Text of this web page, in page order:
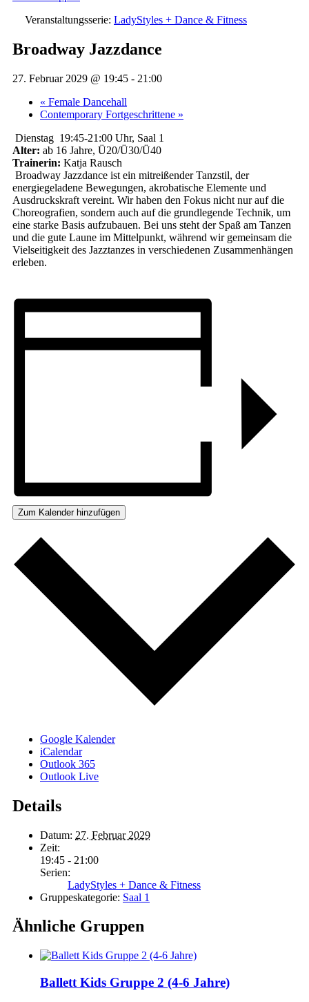
Veranstaltungsserie: LadyStyles + Dance & Fitness
Broadway Jazzdance
27. Februar 2029 @ 19:45 - 21:00
« Female Dancehall
Contemporary Fortgeschrittene »
Dienstag 19:45-21:00 Uhr, Saal 1
Alter: ab 16 Jahre, Ü20/Ü30/Ü40
Trainerin: Katja Rausch
Broadway Jazzdance ist ein mitreißender Tanzstil, der
energiegeladene Bewegungen, akrobatische Elemente und
Ausdruckskraft vereint. Wir haben den Fokus nicht nur auf die
Choreografien, sondern auch auf die grundlegende Technik, um
eine starke Basis aufzubauen. Bei uns steht der Spaß am Tanzen
und die gute Laune im Mittelpunkt, während wir gemeinsam die
Vielseitigkeit des Jazztanzes in verschiedenen Zusammenhängen
erleben.
Zum Kalender hinzufügen
Google Kalender
iCalendar
Outlook 365
Outlook Live
Details
Datum: 27. Februar 2029
Zeit:
19:45 - 21:00
Serien:
LadyStyles + Dance & Fitness
Gruppeskategorie: Saal 1
Ähnliche Gruppen
Ballett Kids Gruppe 2 (4-6 Jahre)